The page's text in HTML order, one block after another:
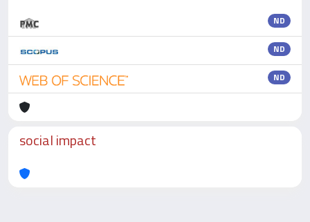
ND
ND
ND
social impact